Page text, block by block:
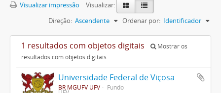
Visualizar impressão
Visualizar:
Ordenar por: Identificador
Direção: Ascendente
1 resultados com objetos digitais
Mostrar os
resultados com objetos digitais
Universidade Federal de Viçosa
BR MGUFV UFV Fundo